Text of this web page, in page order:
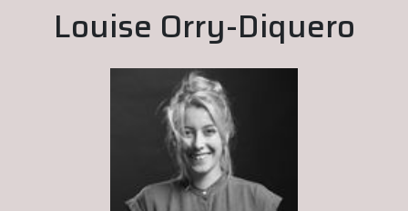
Louise Orry-Diquero